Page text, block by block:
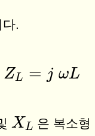
다.
ZL = j ωL
ZL= jωL
XL
XL 은 복소형